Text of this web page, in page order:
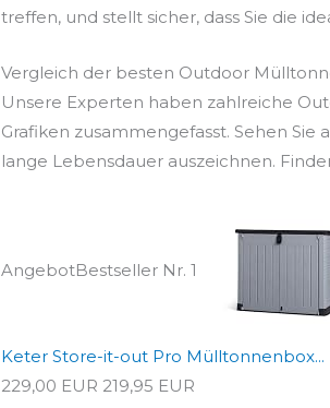
treffen, und stellt sicher, dass Sie die
Vergleich der besten Outdoor
Unsere Experten haben zahlreiche
Grafiken zusammengefasst. Sehen
lange Lebensdauer auszeichnen.
AngebotBestseller Nr. 1
Keter Store-it-out Pro Mülltonnenbox...
229,00 EUR 219,95 EUR